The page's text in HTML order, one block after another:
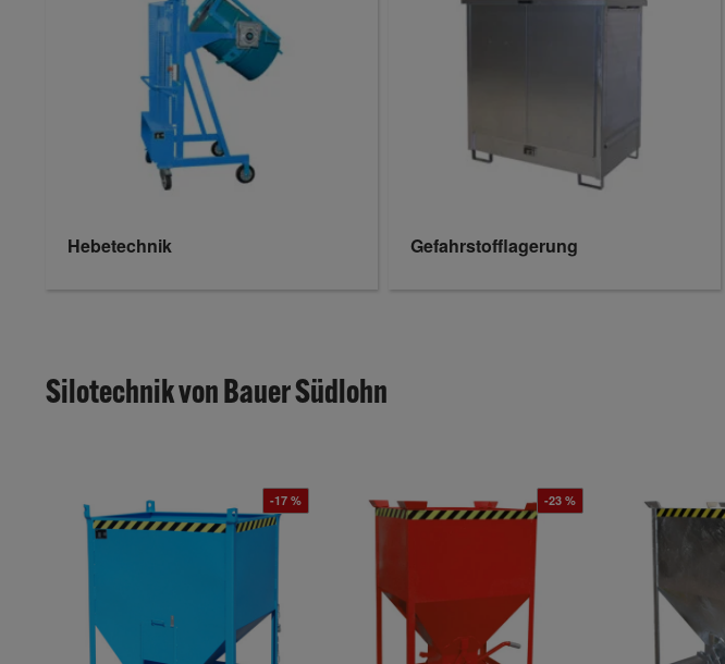
Hebetechnik Gefahrstofflagerung
Silotechnik von Bauer Südlohn
-17 % -23 %